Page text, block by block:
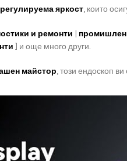
яркост, които
и ремонти |
] и още много други.
майстор, този ендоскоп